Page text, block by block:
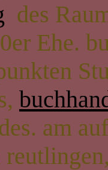
des
Ehe.
am